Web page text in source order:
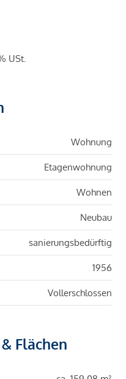
USt.
Wohnung
Etagenwohnung
Wohnen
Neubau
sanierungsbedürftig
1956
Vollerschlossen
Flächen